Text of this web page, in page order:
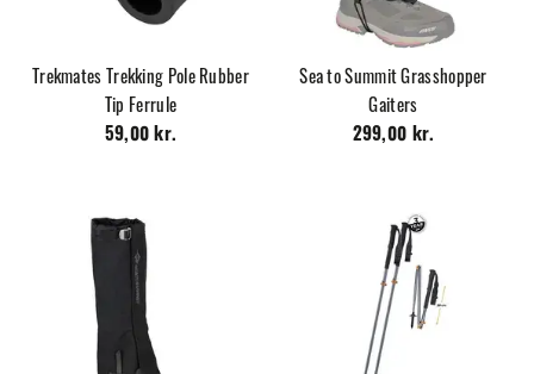
Trekmates Trekking Pole Rubber
Tip Ferrule
59,00 kr.
Sea to Summit Grasshopper
Gaiters
299,00 kr.